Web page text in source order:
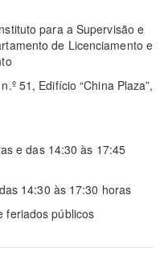
para a Supervisão e
de Licenciamento e
51, Edifício “China Plaza”,
e das 14:30 às 17:45
14:30 às 17:30 horas
feriados públicos